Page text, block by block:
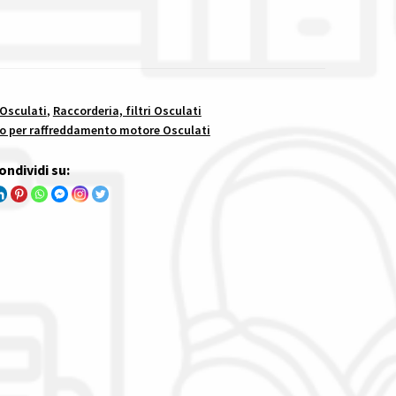
, Raccorderia, filtri Osculati
per raffreddamento motore Osculati
su: